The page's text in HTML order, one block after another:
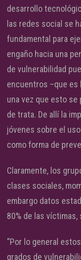
desarrollo
las redes social se
fundamental para
engaño hacia una
de vulnerabilidad
encuentros –que es
una vez que esto
de trata. De allí la
jóvenes sobre el
como forma de
Claramente, los
clases sociales,
embargo datos
80% de las víctimas,
“Por lo general
grados de